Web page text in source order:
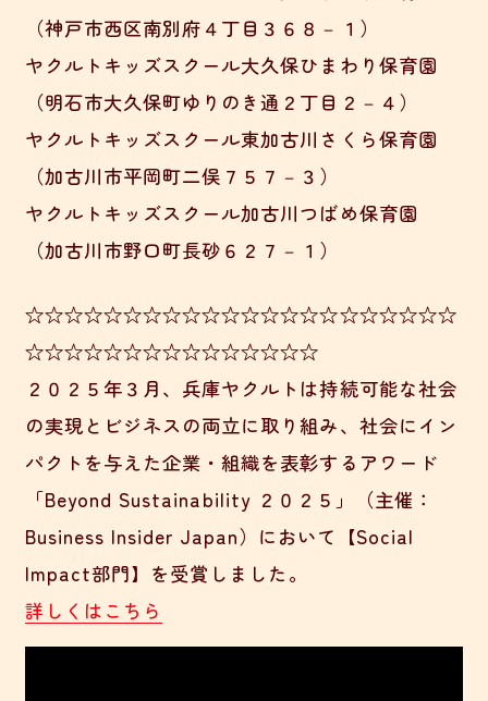
（神戸市西区南別府４丁目３６８－１）
ヤクルトキッズスクール大久保ひまわり保育園
（明石市大久保町ゆりのき通２丁目２－４）
ヤクルトキッズスクール東加古川さくら保育園
（加古川市平岡町二俣７５７－３）
ヤクルトキッズスクール加古川つばめ保育園
（加古川市野口町長砂６２７－１）
☆☆☆☆☆☆☆☆☆☆☆☆☆☆☆☆☆☆☆☆☆☆
☆☆☆☆☆☆☆☆☆☆☆☆☆☆☆
２０２５年３月、兵庫ヤクルトは持続可能な社会
の実現とビジネスの両立に取り組み、社会にイン
パクトを与えた企業・組織を表彰するアワード
「Beyond Sustainability ２０２５」（主催：
Business Insider Japan）において【Social
Impact部門】を受賞しました。
詳しくはこちら